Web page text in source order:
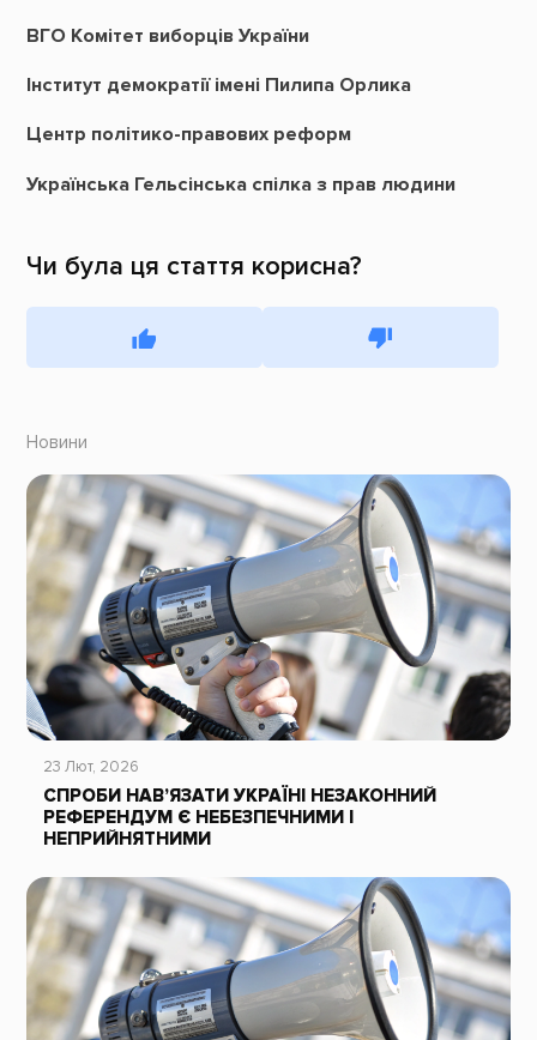
ВГО Комітет виборців України
Інститут демократії імені Пилипа Орлика
Центр політико-правових реформ
Українська Гельсінська спілка з прав людини
Чи була ця стаття корисна?
Новини
23 Лют, 2026
СПРОБИ НАВ’ЯЗАТИ УКРАЇНІ НЕЗАКОННИЙ
РЕФЕРЕНДУМ Є НЕБЕЗПЕЧНИМИ І
НЕПРИЙНЯТНИМИ